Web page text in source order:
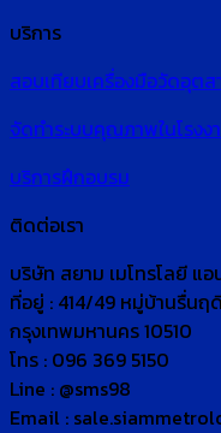
บริการ
สอบเทียบเครื่องมือวัดอุตส
จัดทำระบบคุณภาพในโรง
บริการฝึกอบรม
ติดต่อเรา
บริษัท สยาม เมโทรโลยี แ
ที่อยู่ : 414/49 หมู่บ้านรื่นฤ
กรุงเทพมหานคร 10510
โทร : 096 369 5150
Line : @sms98
Email :